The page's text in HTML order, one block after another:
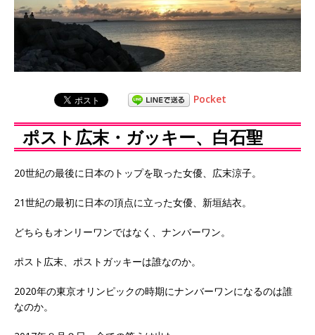
Pocket
ポスト広末・ガッキー、白石聖
20世紀の最後に日本のトップを取った女優、広末涼子。
21世紀の最初に日本の頂点に立った女優、新垣結衣。
どちらもオンリーワンではなく、ナンバーワン。
ポスト広末、ポストガッキーは誰なのか。
2020年の東京オリンピックの時期にナンバーワンになるのは誰
なのか。